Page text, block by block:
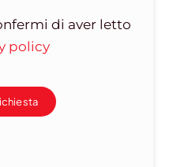
di aver letto
policy